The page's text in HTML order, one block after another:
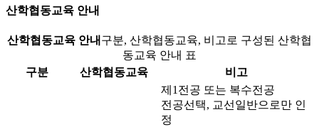
산학협동교육 안내
산학협동교육 안내 구분, 산학협동교육, 비고로 구성된 산학협
동교육 안내 표
구분
산학협동교육 비고
제1전공 또는 복수전공
전공선택, 교선일반으로만 인
정